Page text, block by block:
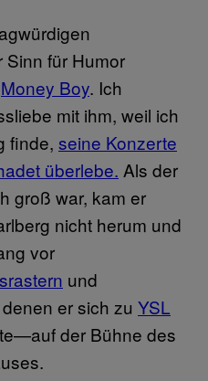
für Humor
Money Boy. Ich
mit ihm, weil ich
finde, seine Konzerte
überlebe. Als der
groß war, kam er
nicht herum und
vor
und
er sich zu YSL
der Bühne des